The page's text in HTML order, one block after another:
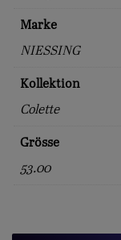
Marke
NIESSING
Kollektion
Colette
Grösse
53.00